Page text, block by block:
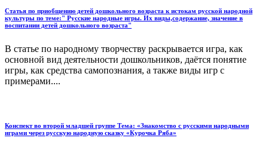
Статья по приобщению детей дошкольного возраста к истокам русской народной
культуры по теме:" Русские народные игры. Их виды,содержание, значение в
воспитании детей дошкольного возраста"
В статье по народному творчеству раскрывается игра, как
основной вид деятельности дошкольников, даётся понятие
игры, как средства самопознания, а также виды игр с
примерами....
Конспект во второй младшей группе Тема: «Знакомство с русскими народными
играми через русскую народную сказку «Курочка Ряба»